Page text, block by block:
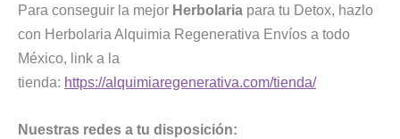
Para conseguir la mejor Herbolaria para tu Detox, hazlo
con Herbolaria Alquimia Regenerativa Envíos a todo
México, link a la
tienda: https://alquimiaregenerativa.com/tienda/
Nuestras redes a tu disposición: